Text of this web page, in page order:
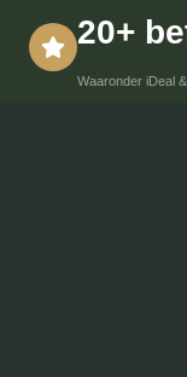
20+
Waaronder iDeal